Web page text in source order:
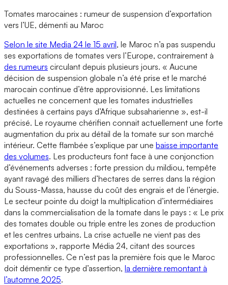
Tomates marocaines : rumeur de suspension d’exportation
vers l’UE, démenti au Maroc
Selon le site Media 24 le 15 avril, le Maroc n’a pas suspendu
ses exportations de tomates vers l’Europe, contrairement à
des rumeurs circulant depuis plusieurs jours. « Aucune
décision de suspension globale n’a été prise et le marché
marocain continue d’être approvisionné. Les limitations
actuelles ne concernent que les tomates industrielles
destinées à certains pays d’Afrique subsaharienne », est-il
précisé. Le royaume chérifien connait actuellement une forte
augmentation du prix au détail de la tomate sur son marché
intérieur. Cette flambée s’explique par une baisse importante
des volumes. Les producteurs font face à une conjonction
d’événements adverses : forte pression du mildiou, tempête
ayant ravagé des milliers d’hectares de serres dans la région
du Souss-Massa, hausse du coût des engrais et de l’énergie.
Le secteur pointe du doigt la multiplication d’intermédiaires
dans la commercialisation de la tomate dans le pays : « Le prix
des tomates double ou triple entre les zones de production
et les centres urbains. La crise actuelle ne vient pas des
exportations », rapporte Média 24, citant des sources
professionnelles. Ce n’est pas la première fois que le Maroc
doit démentir ce type d’assertion, la dernière remontant à
l’automne 2025.